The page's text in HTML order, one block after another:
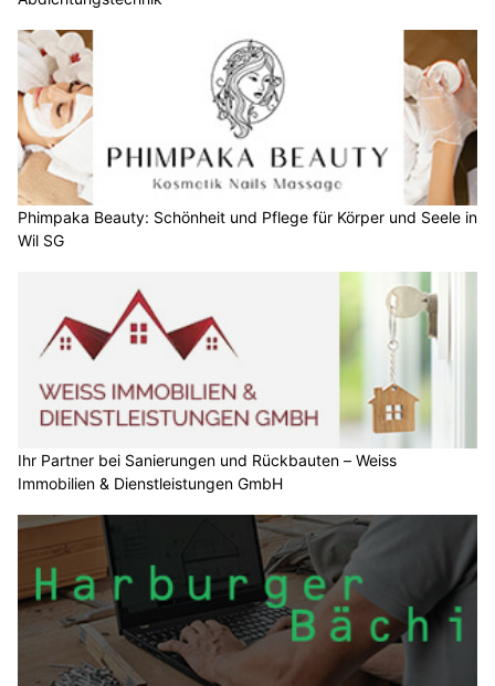
Phimpaka Beauty: Schönheit und Pflege für Körper und Seele in
Wil SG
Ihr Partner bei Sanierungen und Rückbauten – Weiss
Immobilien & Dienstleistungen GmbH